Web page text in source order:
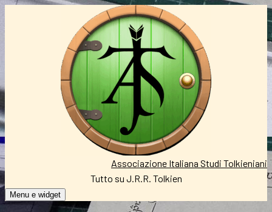
Associazione Italiana Studi Tolkieniani
Tutto su J.R.R. Tolkien
Menu e widget